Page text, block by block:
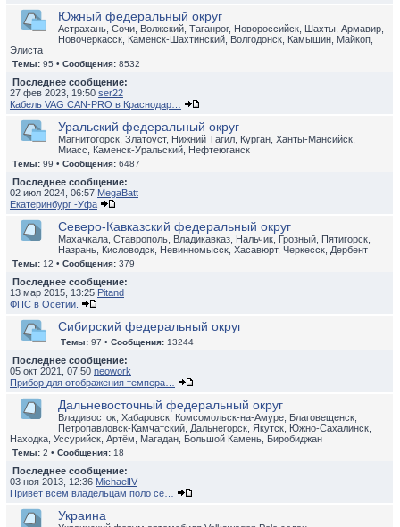
Южный федеральный округ
Астрахань, Сочи, Волжский, Таганрог, Новороссийск, Шахты, Армавир,
Новочеркасск, Каменск-Шахтинский, Волгодонск, Камышин, Майкоп,
Элиста
Темы: 95 • Сообщения: 8532
Последнее сообщение:
27 фев 2023, 19:50 ser22
Кабель VAG CAN-PRO в Краснодар…
Уральский федеральный округ
Магнитогорск, Златоуст, Нижний Тагил, Курган, Ханты-Мансийск,
Миасс, Каменск-Уральский, Нефтеюганск
Темы: 99 • Сообщения: 6487
Последнее сообщение:
02 июл 2024, 06:57 MegaBatt
Екатеринбург -Уфа
Северо-Кавказский федеральный округ
Махачкала, Ставрополь, Владикавказ, Нальчик, Грозный, Пятигорск,
Назрань, Кисловодск, Невинномысск, Хасавюрт, Черкесск, Дербент
Темы: 12 • Сообщения: 379
Последнее сообщение:
13 мар 2015, 13:25 Pitand
ФПС в Осетии.
Сибирский федеральный округ
Темы: 97 • Сообщения: 13244
Последнее сообщение:
05 окт 2021, 07:50 neowork
Прибор для отображения темпера…
Дальневосточный федеральный округ
Владивосток, Хабаровск, Комсомольск-на-Амуре, Благовещенск,
Петропавловск-Камчатский, Дальнегорск, Якутск, Южно-Сахалинск,
Находка, Уссурийск, Артём, Магадан, Большой Камень, Биробиджан
Темы: 2 • Сообщения: 18
Последнее сообщение:
03 ноя 2013, 12:36 MichaelIV
Привет всем владельцам поло се…
Украина